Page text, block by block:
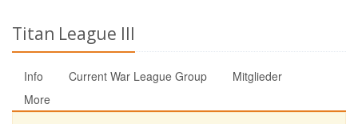
Titan League III
Info Current War League Group
Mitglieder
More